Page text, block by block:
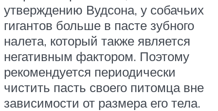
утверждению Вудсона, у собачьих
гигантов больше в пасте зубного
налета, который также является
негативным фактором. Поэтому
рекомендуется периодически
чистить пасть своего питомца вне
зависимости от размера его тела.